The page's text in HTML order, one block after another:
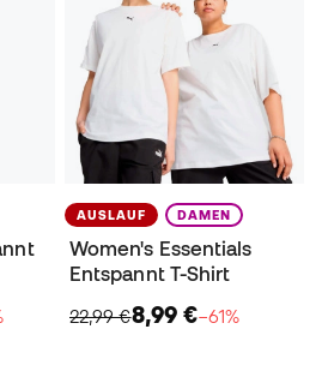
AUSLAUF DAMEN
Women's Essentials
Entspannt T-Shirt
22,99 €8,99 €−61%